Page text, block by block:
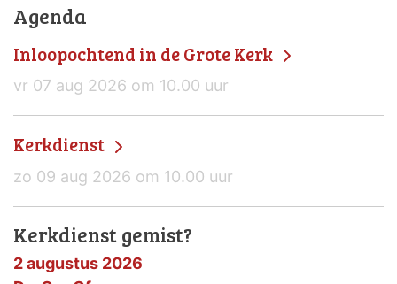
Agenda
Inloopochtend in de Grote Kerk
vr 07 aug 2026 om 10.00 uur
Kerkdienst
zo 09 aug 2026 om 10.00 uur
Kerkdienst gemist?
2 augustus 2026